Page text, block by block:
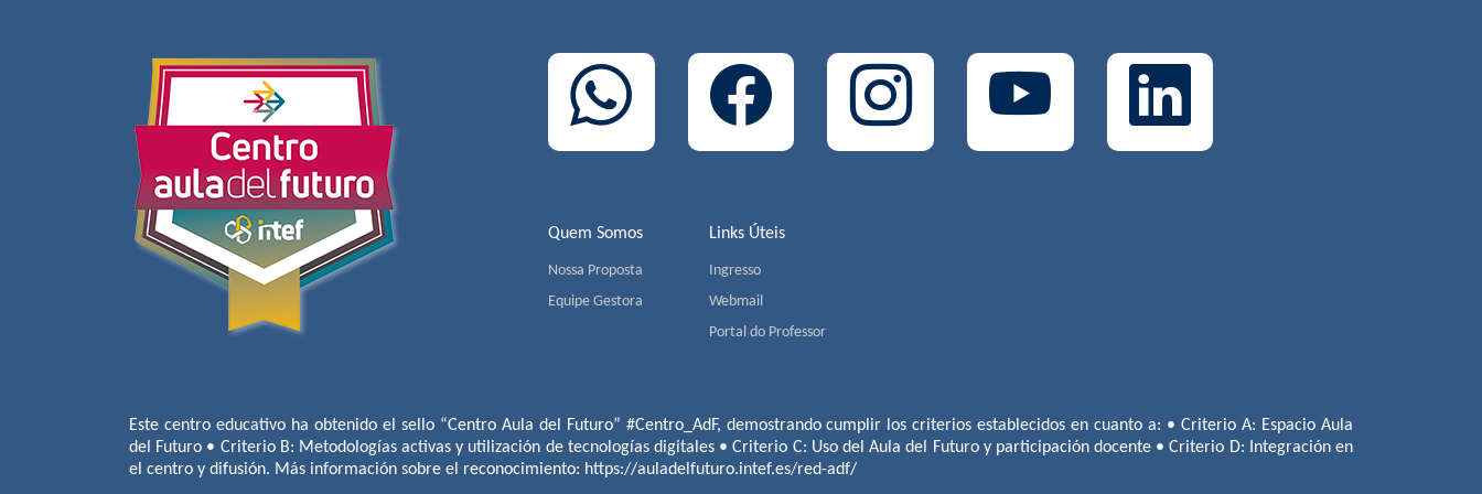
Quem Somos
Nossa Proposta
Equipe Gestora
Links Úteis
Ingresso
Webmail
Portal do Professor
Este centro educativo ha obtenido el sello “Centro Aula del Futuro” #Centro_AdF, demostrando cumplir los criterios establecidos en cuanto a: • Criterio A: Espacio Aula
del Futuro • Criterio B: Metodologías activas y utilización de tecnologías digitales • Criterio C: Uso del Aula del Futuro y participación docente • Criterio D: Integración en
el centro y difusión. Más información sobre el reconocimiento: https://auladelfuturo.intef.es/red-adf/